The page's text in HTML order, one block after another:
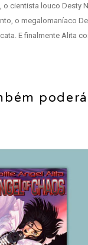
cientista louco Desty
o megalomaníaco
E finalmente Alita